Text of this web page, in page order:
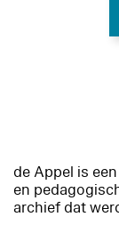
de Appel is
en
archief dat